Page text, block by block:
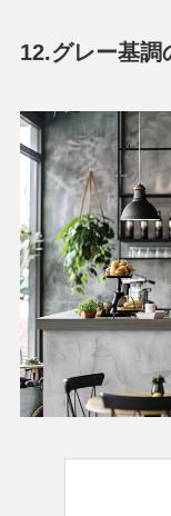
12.グレー基調